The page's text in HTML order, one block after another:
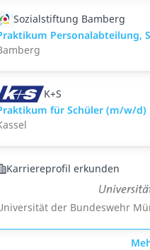
Sozialstiftung Bamberg
Personalabteilung,
K+S
für Schüler (m/w/d)
Karriereprofil erkunden
der Bundeswehr